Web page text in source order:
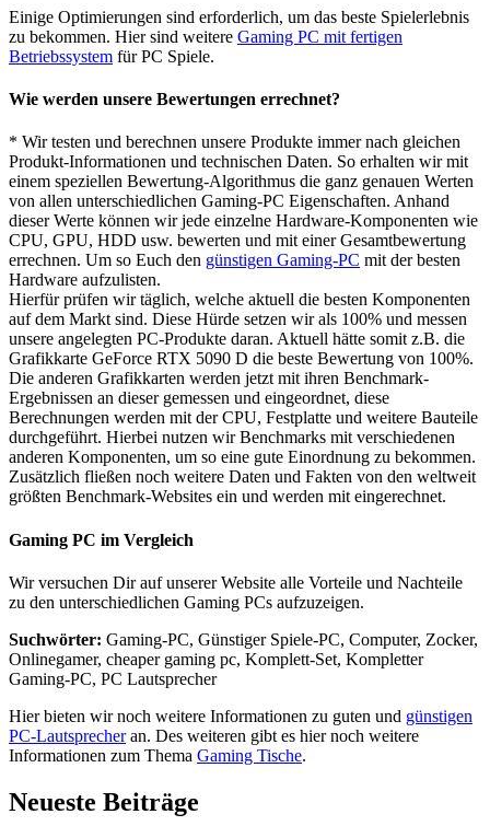
Einige Optimierungen sind erforderlich, um das beste Spielerlebnis
zu bekommen. Hier sind weitere Gaming PC mit fertigen
Betriebssystem für PC Spiele.
Wie werden unsere Bewertungen errechnet?
* Wir testen und berechnen unsere Produkte immer nach gleichen
Produkt-Informationen und technischen Daten. So erhalten wir mit
einem speziellen Bewertung-Algorithmus die ganz genauen Werten
von allen unterschiedlichen Gaming-PC Eigenschaften. Anhand
dieser Werte können wir jede einzelne Hardware-Komponenten wie
CPU, GPU, HDD usw. bewerten und mit einer Gesamtbewertung
errechnen. Um so Euch den günstigen Gaming-PC mit der besten
Hardware aufzulisten.
Hierfür prüfen wir täglich, welche aktuell die besten Komponenten
auf dem Markt sind. Diese Hürde setzen wir als 100% und messen
unsere angelegten PC-Produkte daran. Aktuell hätte somit z.B. die
Grafikkarte GeForce RTX 5090 D die beste Bewertung von 100%.
Die anderen Grafikkarten werden jetzt mit ihren Benchmark-
Ergebnissen an dieser gemessen und eingeordnet, diese
Berechnungen werden mit der CPU, Festplatte und weitere Bauteile
durchgeführt. Hierbei nutzen wir Benchmarks mit verschiedenen
anderen Komponenten, um so eine gute Einordnung zu bekommen.
Zusätzlich fließen noch weitere Daten und Fakten von den weltweit
größten Benchmark-Websites ein und werden mit eingerechnet.
Gaming PC im Vergleich
Wir versuchen Dir auf unserer Website alle Vorteile und Nachteile
zu den unterschiedlichen Gaming PCs aufzuzeigen.
Suchwörter: Gaming-PC, Günstiger Spiele-PC, Computer, Zocker,
Onlinegamer, cheaper gaming pc, Komplett-Set, Kompletter
Gaming-PC, PC Lautsprecher
Hier bieten wir noch weitere Informationen zu guten und günstigen
PC-Lautsprecheran. Des weiteren gibt es hier noch weitere
Informationen zum Thema Gaming Tische.
Neueste Beiträge